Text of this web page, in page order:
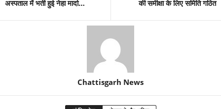
अस्पताल में भर्ती हुई नेहा मार्दा…
की समीक्षा के लिए समिति गठित
Chattisgarh News